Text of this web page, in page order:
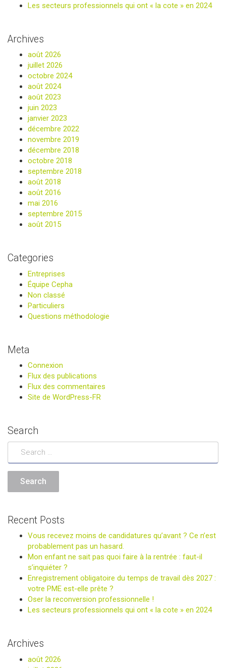
Les secteurs professionnels qui ont « la cote » en 2024
Archives
août 2026
juillet 2026
octobre 2024
août 2024
août 2023
juin 2023
janvier 2023
décembre 2022
novembre 2019
décembre 2018
octobre 2018
septembre 2018
août 2018
août 2016
mai 2016
septembre 2015
août 2015
Categories
Entreprises
Équipe Cepha
Non classé
Particuliers
Questions méthodologie
Meta
Connexion
Flux des publications
Flux des commentaires
Site de WordPress-FR
Search
Recent Posts
Vous recevez moins de candidatures qu’avant ? Ce n’est
probablement pas un hasard.
Mon enfant ne sait pas quoi faire à la rentrée : faut-il
s’inquiéter ?
Enregistrement obligatoire du temps de travail dès 2027 :
votre PME est-elle prête ?
Oser la reconversion professionnelle !
Les secteurs professionnels qui ont « la cote » en 2024
Archives
août 2026